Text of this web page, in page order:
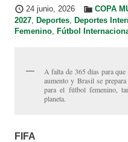
24 junio, 2026
COPA
2027, Deportes, Deportes
Femenino, Fútbol
A falta de 365 días para
aumento y Brasil se
para el fútbol femenino,
planeta.
FIFA